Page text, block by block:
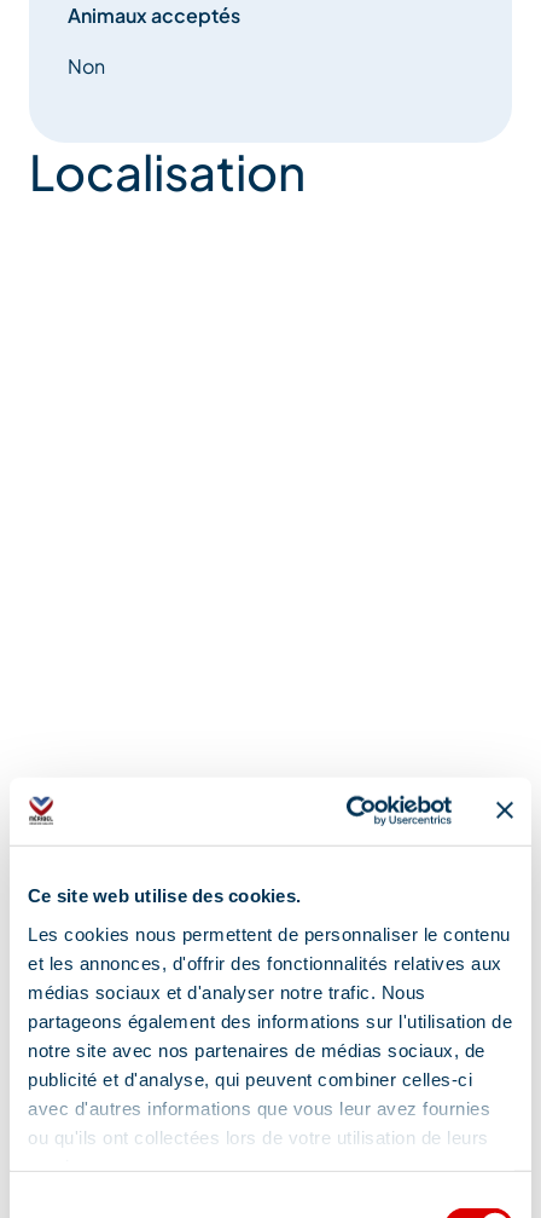
Ce site web utilise des cookies.
Les cookies nous permettent de personnaliser le contenu
et les annonces, d'offrir des fonctionnalités relatives aux
médias sociaux et d'analyser notre trafic. Nous
partageons également des informations sur l'utilisation de
notre site avec nos partenaires de médias sociaux, de
publicité et d'analyse, qui peuvent combiner celles-ci
avec d'autres informations que vous leur avez fournies
ou qu'ils ont collectées lors de votre utilisation de leurs
Animaux acceptés
Non
Localisation
73550 Les Allues
Complément de localisation :
Parc Olympique